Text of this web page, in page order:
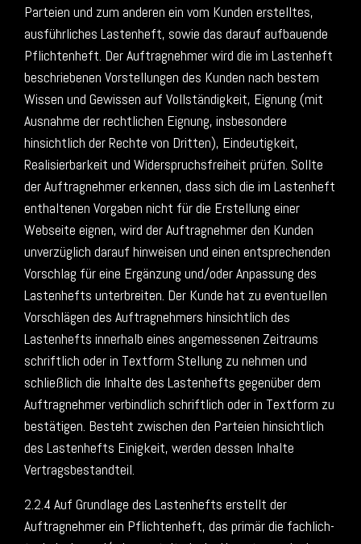
Parteien und zum anderen ein vom Kunden erstelltes,
ausführliches Lastenheft, sowie das darauf aufbauende
Pflichtenheft. Der Auftragnehmer wird die im Lastenheft
beschriebenen Vorstellungen des Kunden nach bestem
Wissen und Gewissen auf Vollständigkeit, Eignung (mit
Ausnahme der rechtlichen Eignung, insbesondere
hinsichtlich der Rechte von Dritten), Eindeutigkeit,
Realisierbarkeit und Widerspruchsfreiheit prüfen. Sollte
der Auftragnehmer erkennen, dass sich die im Lastenheft
enthaltenen Vorgaben nicht für die Erstellung einer
Webseite eignen, wird der Auftragnehmer den Kunden
unverzüglich darauf hinweisen und einen entsprechenden
Vorschlag für eine Ergänzung und/oder Anpassung des
Lastenhefts unterbreiten. Der Kunde hat zu eventuellen
Vorschlägen des Auftragnehmers hinsichtlich des
Lastenhefts innerhalb eines angemessenen Zeitraums
schriftlich oder in Textform Stellung zu nehmen und
schließlich die Inhalte des Lastenhefts gegenüber dem
Auftragnehmer verbindlich schriftlich oder in Textform zu
bestätigen. Besteht zwischen den Parteien hinsichtlich
des Lastenhefts Einigkeit, werden dessen Inhalte
Vertragsbestandteil.
2.2.4 Auf Grundlage des Lastenhefts erstellt der
Auftragnehmer ein Pflichtenheft, das primär die fachlich-